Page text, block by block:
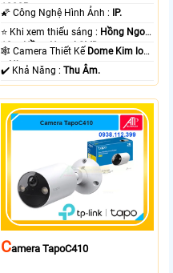
1080P .
🌠 Công Nghệ Hình Ảnh : IP.
⭐ Khi xem thiếu sáng : Hồng Ngoại
10m Hồng Ngoại SMD.
🕸️ Camera Thiết Kế Dome Kim loại
+ Nhựa.
️✔️ Khả Năng :Thu Âm.
CAmera TapoC410